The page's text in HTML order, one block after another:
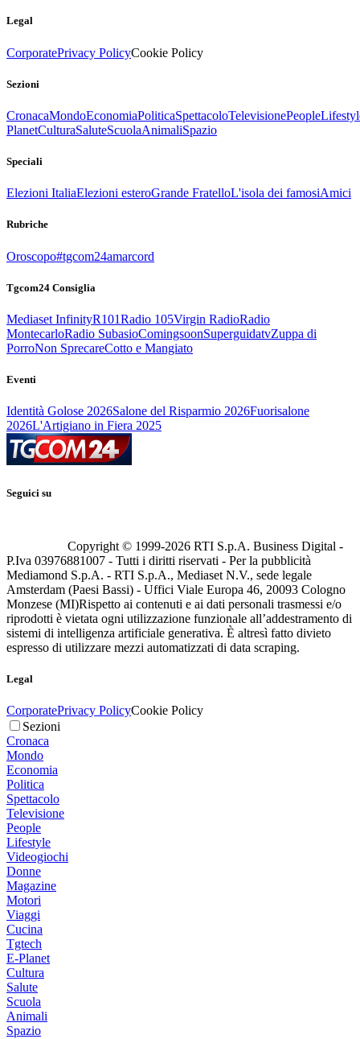
Legal
CorporatePrivacy PolicyCookie Policy
Sezioni
CronacaMondoEconomiaPoliticaSpettacoloTelevisionePeople
PlanetCulturaSaluteScuolaAnimaliSpazio
Speciali
Elezioni ItaliaElezioni esteroGrande FratelloL'isola dei famosiAmici
Rubriche
Oroscopo#tgcom24amarcord
Tgcom24 Consiglia
Mediaset InfinityR101Radio 105Virgin RadioRadio
MontecarloRadio SubasioComingsoonSuperguidatvZuppa di
PorroNon SprecareCotto e Mangiato
Eventi
Identità Golose 2026Salone del Risparmio 2026Fuorisalone
2026L'Artigiano in Fiera 2025
Seguici su
Copyright © 1999-2026 RTI S.p.A. Business Digital -
P.Iva 03976881007 - Tutti i diritti riservati - Per la pubblicità
Mediamond S.p.A. - RTI S.p.A., Mediaset N.V., sede legale
Amsterdam (Paesi Bassi) - Uffici Viale Europa 46, 20093 Cologno
Monzese (MI)Rispetto ai contenuti e ai dati personali trasmessi e/o
riprodotti è vietata ogni utilizzazione funzionale all’addestramento di
sistemi di intelligenza artificiale generativa. È altresì fatto divieto
espresso di utilizzare mezzi automatizzati di data scraping.
Legal
CorporatePrivacy PolicyCookie Policy
Sezioni
Cronaca
Mondo
Economia
Politica
Spettacolo
Televisione
People
Lifestyle
Videogiochi
Donne
Magazine
Motori
Viaggi
Cucina
Tgtech
E-Planet
Cultura
Salute
Scuola
Animali
Spazio